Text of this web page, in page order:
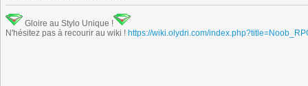
Gloire au Stylo Unique !
N'hésitez pas à recourir au wiki ! https://wiki.olydri.com/